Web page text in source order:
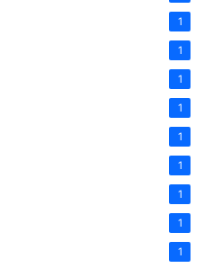
1
1
1
1
1
1
1
1
1